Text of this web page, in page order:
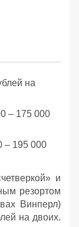
на
– 175 000
– 195 000
и
резортом
Винперл)
на двоих.